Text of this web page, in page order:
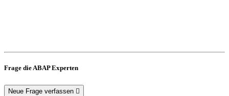
Frage die ABAP Experten
Neue Frage verfassen